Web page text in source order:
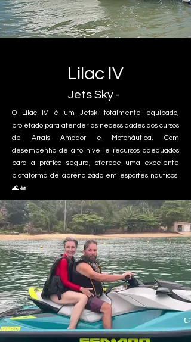
Lilac IV
Jets Sky -
O Lilac IV é um Jetski totalmente equipado,
projetado para atender às necessidades dos cursos
de Arrais Amador e Motonáutica. Com
desempenho de alto nível e recursos adequados
para a prática segura, oferece uma excelente
plataforma de aprendizado em esportes náuticos.
🌊🚤